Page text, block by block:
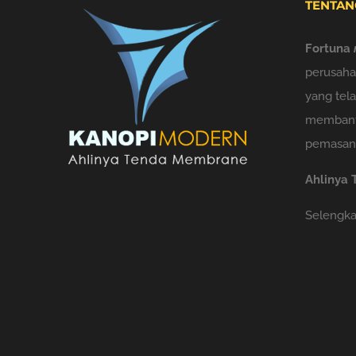
Fortuna
yang
Ahlinya